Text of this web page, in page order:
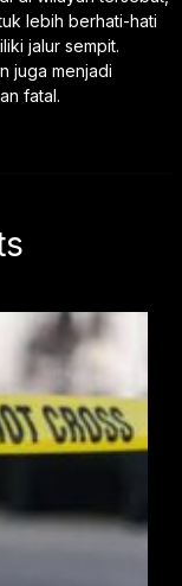
lebih berhati-hati
jalur sempit.
juga menjadi
fatal.